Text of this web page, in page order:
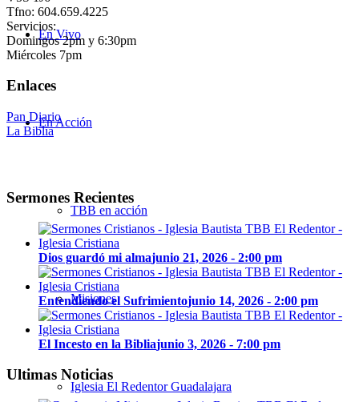
En Vivo
En Acción
TBB en acción
Misiones
Iglesia El Redentor Guadalajara
Tfno: 604.659.4225
Servicios:
Domingos 2pm y 6:30pm
Miércoles 7pm
Enlaces
Pan Diario
La Biblia
Sermones Recientes
Dios guardó mi almajunio 21, 2026 - 2:00 pm
Entendiendo el Sufrimientojunio 14, 2026 - 2:00 pm
El Incesto en la Bibliajunio 3, 2026 - 7:00 pm
Ultimas Noticias